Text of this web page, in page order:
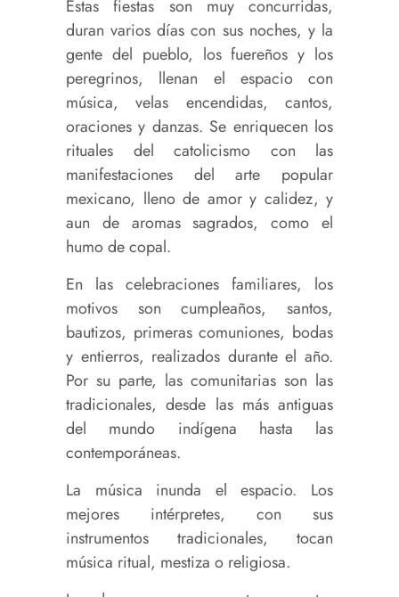
Estas fiestas son muy concurridas,
duran varios días con sus noches, y la
gente del pueblo, los fuereños y los
peregrinos, llenan el espacio con
música, velas encendidas, cantos,
oraciones y danzas. Se enriquecen los
rituales del catolicismo con las
manifestaciones del arte popular
mexicano, lleno de amor y calidez, y
aun de aromas sagrados, como el
humo de copal.
En las celebraciones familiares, los
motivos son cumpleaños, santos,
bautizos, primeras comuniones, bodas
y entierros, realizados durante el año.
Por su parte, las comunitarias son las
tradicionales, desde las más antiguas
del mundo indígena hasta las
contemporáneas.
La música inunda el espacio. Los
mejores intérpretes, con sus
instrumentos tradicionales, tocan
música ritual, mestiza o religiosa.